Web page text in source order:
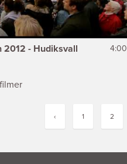
2012 - Hudiksvall 4:00
‹ 1 2